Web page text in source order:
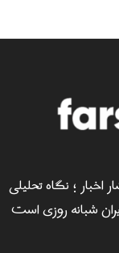
انتشار اخبار ؛ نگاه تحلیلی
شبانه روزی است